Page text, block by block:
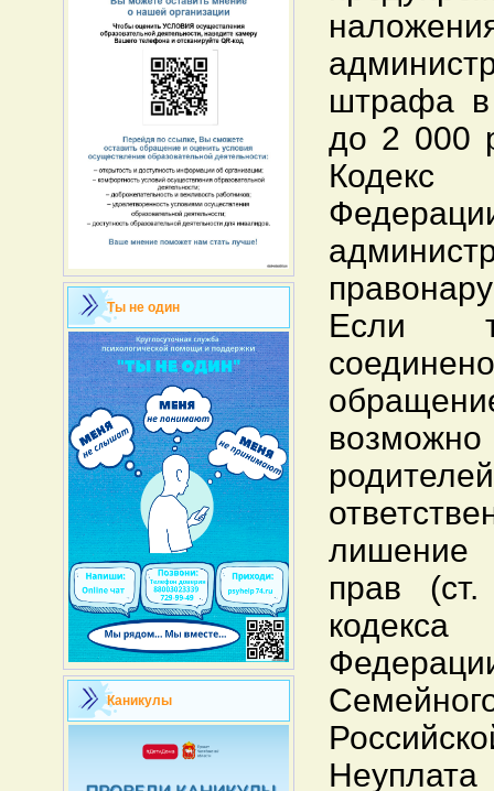
Ты не один
Каникулы
штрафа
до 2 000
Если
прав (ст.